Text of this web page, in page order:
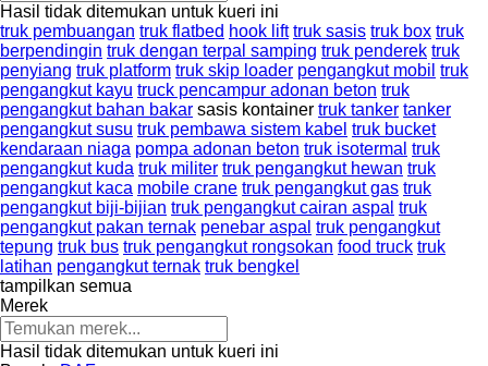
Hasil tidak ditemukan untuk kueri ini
truk pembuangan truk flatbed hook lift truk sasis truk box truk
berpendingin truk dengan terpal samping truk penderek truk
penyiang truk platform truk skip loader pengangkut mobil truk
pengangkut kayu truck pencampur adonan beton truk
pengangkut bahan bakar sasis kontainer truk tanker tanker
pengangkut susu truk pembawa sistem kabel truk bucket
kendaraan niaga pompa adonan beton truk isotermal truk
pengangkut kuda truk militer truk pengangkut hewan truk
pengangkut kaca mobile crane truk pengangkut gas truk
pengangkut biji-bijian truk pengangkut cairan aspal truk
pengangkut pakan ternak penebar aspal truk pengangkut
tepung truk bus truk pengangkut rongsokan food truck truk
latihan pengangkut ternak truk bengkel
tampilkan semua
Merek
Hasil tidak ditemukan untuk kueri ini